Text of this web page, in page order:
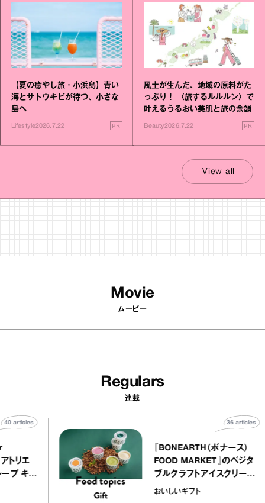
【夏の癒やし旅・小浜島】青い
海とサトウキビが待つ、小さな
島へ
Lifestyle2026.7.22 PR
風土が生んだ、地域の原料がた
っぷり！ 〈旅するルルルン〉で
叶えるうるおい美肌と旅の余韻
Beauty2026.7.22 PR
View all
Movie
ムービー
Regulars
連載
atelier
アリー アトリエ
ミルクレープ キャ
『BONEARTH（ボナ
FOOD MARKET』の
ブルクラフトアイス
｜真野知子の「おい
おいしいギフト